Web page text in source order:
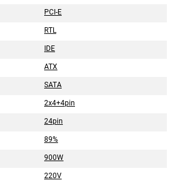
PCI-E
RTL
IDE
ATX
SATA
2x4+4pin
24pin
89%
900W
220V